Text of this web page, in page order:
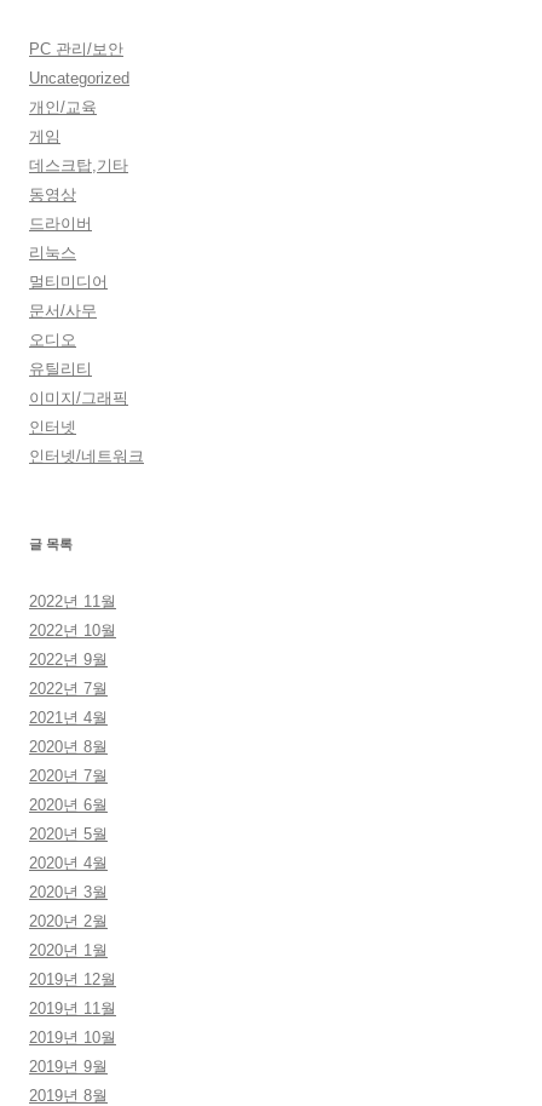
PC 관리/보안
Uncategorized
개인/교육
게임
데스크탑,기타
동영상
드라이버
리눅스
멀티미디어
문서/사무
오디오
유틸리티
이미지/그래픽
인터넷
인터넷/네트워크
글 목록
2022년 11월
2022년 10월
2022년 9월
2022년 7월
2021년 4월
2020년 8월
2020년 7월
2020년 6월
2020년 5월
2020년 4월
2020년 3월
2020년 2월
2020년 1월
2019년 12월
2019년 11월
2019년 10월
2019년 9월
2019년 8월